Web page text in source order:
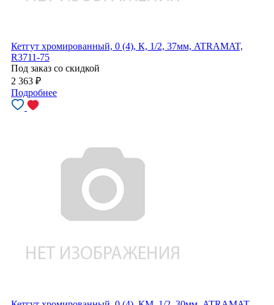
Кетгут хромированный, 0 (4), К, 1/2, 37мм, ATRAMAT,
R3711-75
Под заказ со скидкой
2 363 ₽
Подробнее